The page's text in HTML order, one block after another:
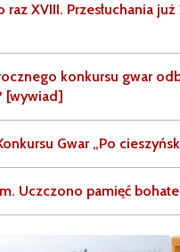
raz XVIII. Przesłuchania
konkursu gwar
[wywiad]
Gwar „Po
Uczczono pamięć